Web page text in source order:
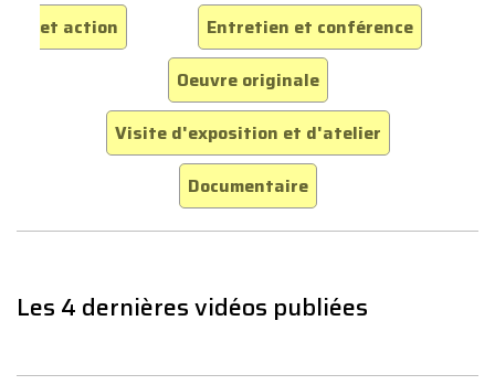
et action
Entretien et conférence
Oeuvre originale
Visite d'exposition et d'atelier
Documentaire
Les 4 dernières vidéos publiées